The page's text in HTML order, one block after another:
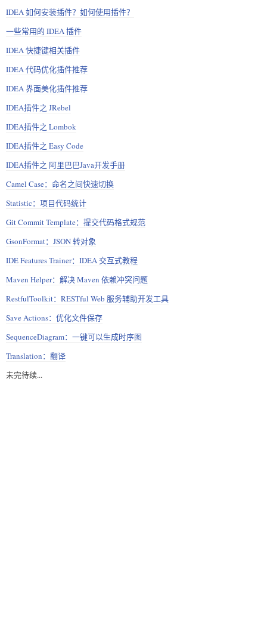
IDEA 如何安装插件？如何使用插件？
一些常用的 IDEA 插件
IDEA 快捷键相关插件
IDEA 代码优化插件推荐
IDEA 界面美化插件推荐
IDEA插件之 JRebel
IDEA插件之 Lombok
IDEA插件之 Easy Code
IDEA插件之 阿里巴巴Java开发手册
Camel Case：命名之间快速切换
Statistic：项目代码统计
Git Commit Template：提交代码格式规范
GsonFormat：JSON 转对象
IDE Features Trainer：IDEA 交互式教程
Maven Helper：解决 Maven 依赖冲突问题
RestfulToolkit：RESTful Web 服务辅助开发工具
Save Actions：优化文件保存
SequenceDiagram：一键可以生成时序图
Translation：翻译
未完待续...